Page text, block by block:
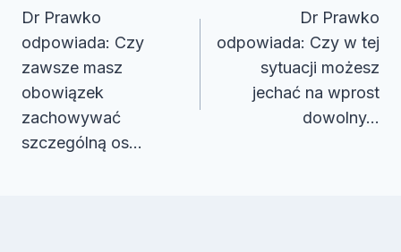
wpisu
Dr Prawko
odpowiada: Czy
zawsze masz
obowiązek
zachowywać
szczególną os…
Dr Prawko
odpowiada: Czy w tej
sytuacji możesz
jechać na wprost
dowolny…